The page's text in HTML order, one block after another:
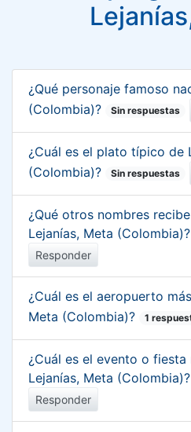
¿Qué personaje famoso
(Colombia)?
Sin respuestas
¿Cuál es el plato típico de
(Colombia)?
Sin respuestas
¿Qué otros nombres
Lejanías, Meta (Colombia)?
Responder
¿Cuál es el aeropuerto
Meta (Colombia)?
1
¿Cuál es el evento o
Lejanías, Meta (Colombia)?
Responder